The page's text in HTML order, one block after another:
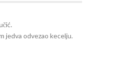
jedva odvezao kecelju.